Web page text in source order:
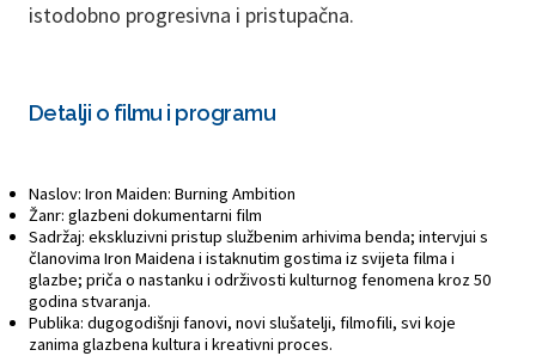
istodobno progresivna i pristupačna.
Detalji o filmu i programu
Naslov: Iron Maiden: Burning Ambition
Žanr: glazbeni dokumentarni film
Sadržaj: ekskluzivni pristup službenim arhivima benda; intervjui s
članovima Iron Maidena i istaknutim gostima iz svijeta filma i
glazbe; priča o nastanku i održivosti kulturnog fenomena kroz 50
godina stvaranja.
Publika: dugogodišnji fanovi, novi slušatelji, filmofili, svi koje
zanima glazbena kultura i kreativni proces.